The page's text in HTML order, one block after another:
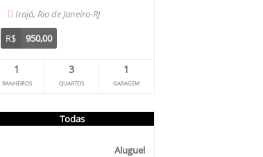
Irajá, Rio de Janeiro-RJ
R$
950,00
1
BANHEIROS
3
QUARTOS
1
GARAGEM
Todas
Aluguel